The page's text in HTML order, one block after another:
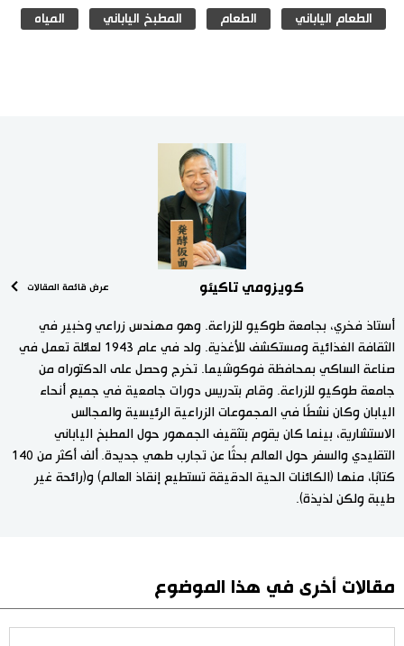
الطعام الياباني الطعام المطبخ الياباني المياه
كويزومي تاكيئو عرض قائمة المقالات
أستاذ فخري، بجامعة طوكيو للزراعة. وهو مهندس زراعي وخبير في
الثقافة الغذائية ومستكشف للأغذية. ولد في عام 1943 لعائلة تعمل في
صناعة الساكي بمحافظة فوكوشيما. تخرج وحصل على الدكتوراه من
جامعة طوكيو للزراعة. وقام بتدريس دورات جامعية في جميع أنحاء
اليابان وكان نشطًا في المجموعات الزراعية الرئيسية والمجالس
الاستشارية، بينما كان يقوم بتثقيف الجمهور حول المطبخ الياباني
التقليدي والسفر حول العالم بحثًا عن تجارب طهي جديدة. ألف أكثر من 140
كتابًا، منها (الكائنات الحية الدقيقة تستطيع إنقاذ العالم) و(رائحة غير
طيبة ولكن لذيذة).
مقالات أخرى في هذا الموضوع